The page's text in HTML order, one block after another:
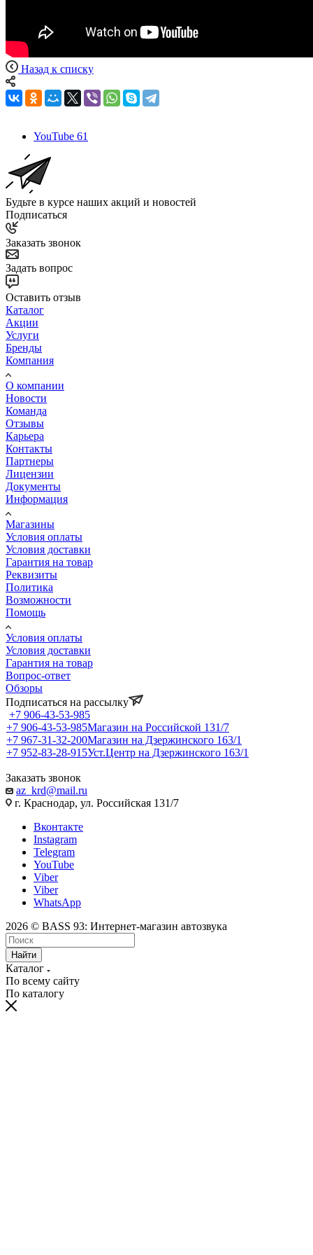
Назад к списку
YouTube 61
Будьте в курсе наших акций и новостей
Подписаться
Заказать звонок
Задать вопрос
Оставить отзыв
Каталог
Акции
Услуги
Бренды
Компания
О компании
Новости
Команда
Отзывы
Карьера
Контакты
Партнеры
Лицензии
Документы
Информация
Магазины
Условия оплаты
Условия доставки
Гарантия на товар
Реквизиты
Политика
Возможности
Помощь
Условия оплаты
Условия доставки
Гарантия на товар
Вопрос-ответ
Обзоры
Подписаться на рассылку
+7 906-43-53-985
+7 906-43-53-985Магазин на Российской 131/7
+7 967-31-32-200Магазин на Дзержинского 163/1
+7 952-83-28-915Уст.Центр на Дзержинского 163/1
Заказать звонок
az_krd@mail.ru
г. Краснодар, ул. Российская 131/7
Вконтакте
Instagram
Telegram
YouTube
Viber
Viber
WhatsApp
2026 © BASS 93: Интернет-магазин автозвука
Найти
Каталог
По всему сайту
По каталогу